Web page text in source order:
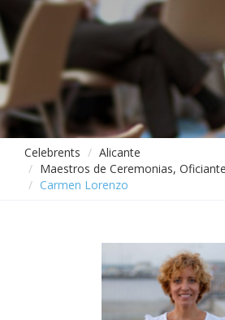
Celebrents
Alicante
Maestros de Ceremonias,
Carmen Lorenzo